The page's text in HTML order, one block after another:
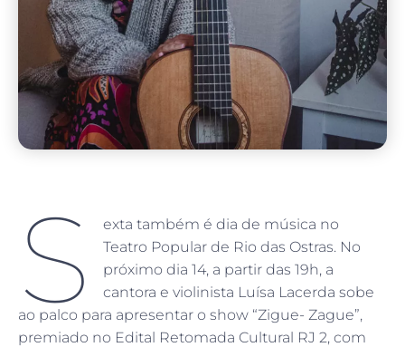
S
exta também é dia de música no
Teatro Popular de Rio das Ostras. No
próximo dia 14, a partir das 19h, a
cantora e violinista Luísa Lacerda sobe
ao palco para apresentar o show “Zigue- Zague”,
premiado no Edital Retomada Cultural RJ 2, com